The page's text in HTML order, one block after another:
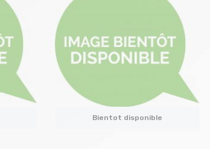
Bientot disponible